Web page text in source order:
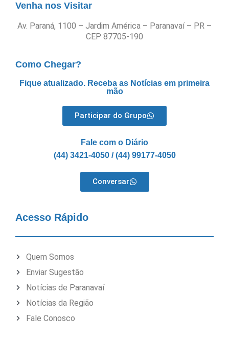
Venha nos Visitar
Av. Paraná, 1100 – Jardim América – Paranavaí – PR –
CEP 87705-190
Como Chegar?
Fique atualizado. Receba as Notícias em primeira
mão
Participar do Grupo
Fale com o Diário
(44) 3421-4050 / (44) 99177-4050
Conversar
Acesso Rápido
Quem Somos
Enviar Sugestão
Notícias de Paranavaí
Notícias da Região
Fale Conosco